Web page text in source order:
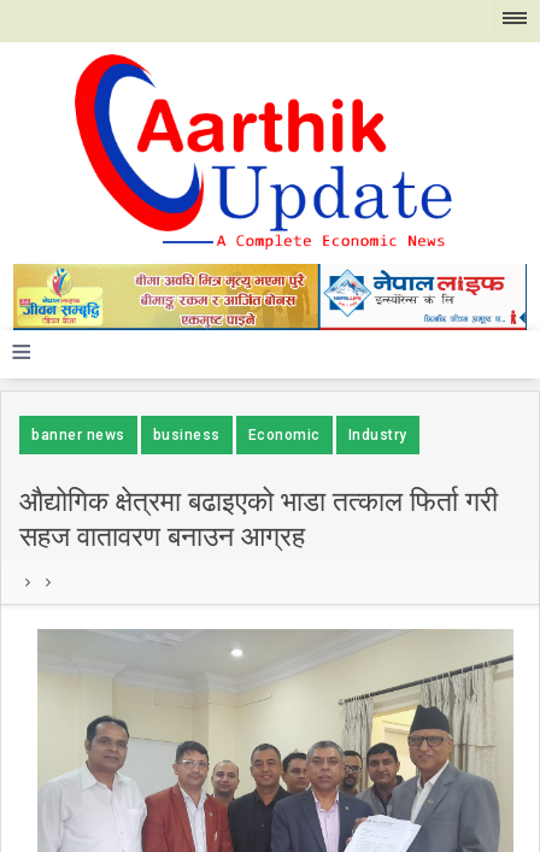
≡
banner news business Economic Industry
औद्योगिक क्षेत्रमा बढाइएको भाडा तत्काल फिर्ता गरी
सहज वातावरण बनाउन आग्रह